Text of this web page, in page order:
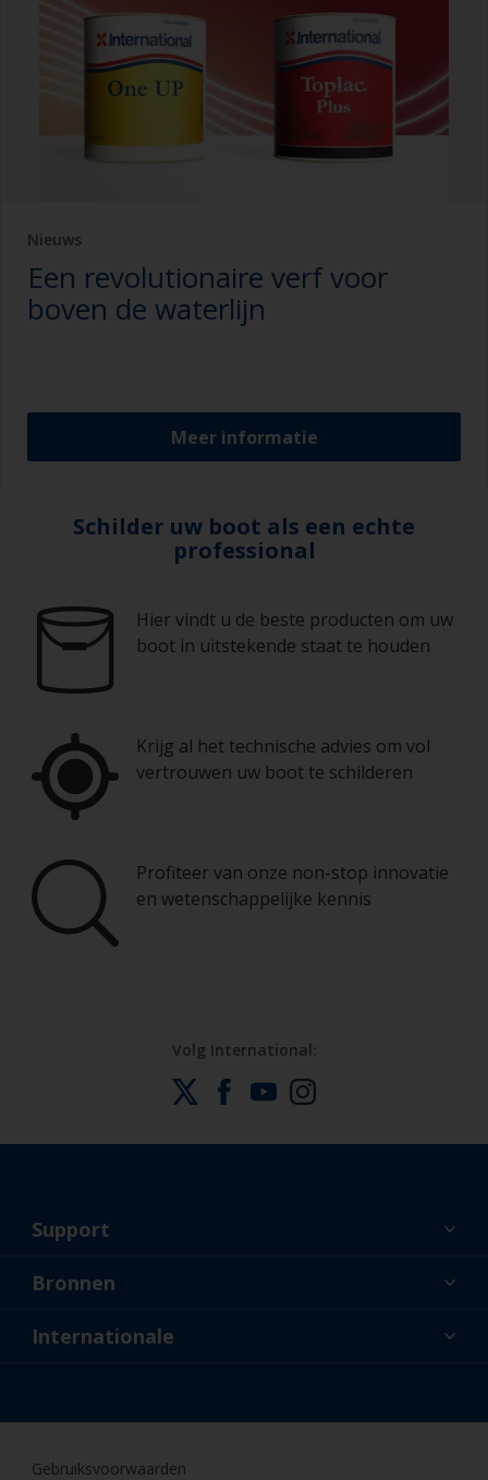
Nieuws
Een revolutionaire verf voor
boven de waterlijn
Meer informatie
Schilder uw boot als een echte
professional
Hier vindt u de beste producten om uw
boot in uitstekende staat te houden
Krijg al het technische advies om vol
vertrouwen uw boot te schilderen
Profiteer van onze non-stop innovatie
en wetenschappelijke kennis
Volg International:
Support
Over ons
Bronnen
Nieuws
Internationale
Gebruiksvoorwaarden